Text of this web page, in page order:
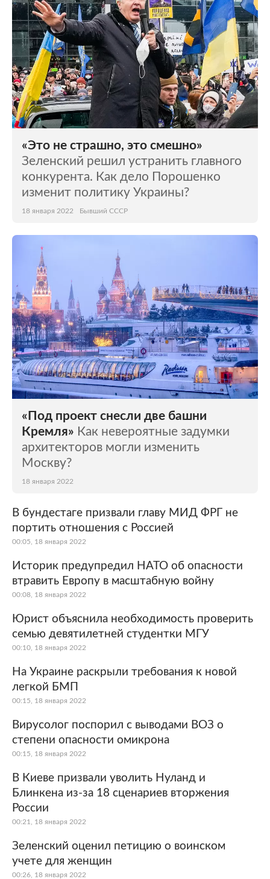
«Это не страшно, это смешно»
Зеленский решил устранить главного
конкурента. Как дело Порошенко
изменит политику Украины?
18 января 2022 Бывший СССР
«Под проект снесли две башни
Кремля» Как невероятные задумки
архитекторов могли изменить
Москву?
18 января 2022
В бундестаге призвали главу МИД ФРГ не
портить отношения с Россией
00:05, 18 января 2022
Историк предупредил НАТО об опасности
втравить Европу в масштабную войну
00:08, 18 января 2022
Юрист объяснила необходимость проверить
семью девятилетней студентки МГУ
00:10, 18 января 2022
На Украине раскрыли требования к новой
легкой БМП
00:15, 18 января 2022
Вирусолог поспорил с выводами ВОЗ о
степени опасности омикрона
00:15, 18 января 2022
В Киеве призвали уволить Нуланд и
Блинкена из-за 18 сценариев вторжения
России
00:21, 18 января 2022
Зеленский оценил петицию о воинском
учете для женщин
00:26, 18 января 2022